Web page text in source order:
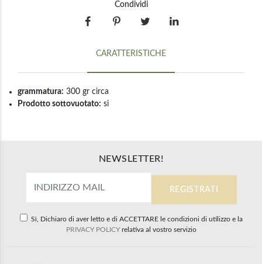
Condividi
CARATTERISTICHE
grammatura: 300 gr circa
Prodotto sottovuotato: si
NEWSLETTER!
Sì, Dichiaro di aver letto e di ACCETTARE le condizioni di utilizzo e la
PRIVACY POLICYrelativa al vostro servizio